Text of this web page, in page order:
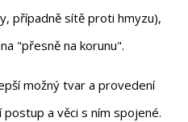
případně sítě proti hmyzu),
"přesně na korunu".
možný tvar a provedení
a věci s ním spojené.